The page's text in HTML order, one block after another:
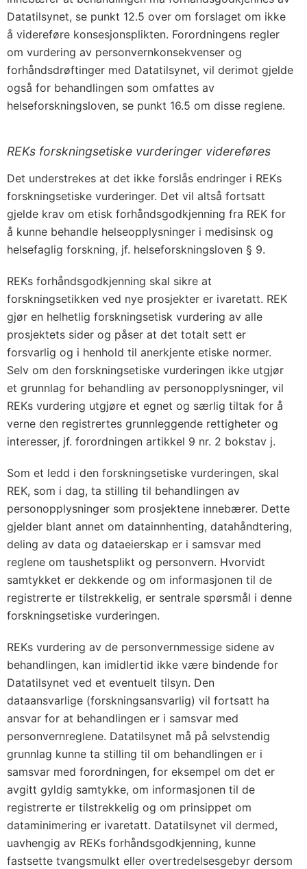
Datatilsynet, se punkt 12.5 over om forslaget om ikke
å videreføre konsesjonsplikten. Forordningens regler
om vurdering av personvernkonsekvenser og
forhåndsdrøftinger med Datatilsynet, vil derimot gjelde
også for behandlingen som omfattes av
helseforskningsloven, se punkt 16.5 om disse reglene.
REKs forskningsetiske vurderinger videreføres
Det understrekes at det ikke forslås endringer i REKs
forskningsetiske vurderinger. Det vil altså fortsatt
gjelde krav om etisk forhåndsgodkjenning fra REK for
å kunne behandle helseopplysninger i medisinsk og
helsefaglig forskning, jf. helseforskningsloven § 9.
REKs forhåndsgodkjenning skal sikre at
forskningsetikken ved nye prosjekter er ivaretatt. REK
gjør en helhetlig forskningsetisk vurdering av alle
prosjektets sider og påser at det totalt sett er
forsvarlig og i henhold til anerkjente etiske normer.
Selv om den forskningsetiske vurderingen ikke utgjør
et grunnlag for behandling av personopplysninger, vil
REKs vurdering utgjøre et egnet og særlig tiltak for å
verne den registrertes grunnleggende rettigheter og
interesser, jf. forordningen artikkel 9 nr. 2 bokstav j.
Som et ledd i den forskningsetiske vurderingen, skal
REK, som i dag, ta stilling til behandlingen av
personopplysninger som prosjektene innebærer. Dette
gjelder blant annet om datainnhenting, datahåndtering,
deling av data og dataeierskap er i samsvar med
reglene om taushetsplikt og personvern. Hvorvidt
samtykket er dekkende og om informasjonen til de
registrerte er tilstrekkelig, er sentrale spørsmål i denne
forskningsetiske vurderingen.
REKs vurdering av de personvernmessige sidene av
behandlingen, kan imidlertid ikke være bindende for
Datatilsynet ved et eventuelt tilsyn. Den
dataansvarlige (forskningsansvarlig) vil fortsatt ha
ansvar for at behandlingen er i samsvar med
personvernreglene. Datatilsynet må på selvstendig
grunnlag kunne ta stilling til om behandlingen er i
samsvar med forordningen, for eksempel om det er
avgitt gyldig samtykke, om informasjonen til de
registrerte er tilstrekkelig og om prinsippet om
dataminimering er ivaretatt. Datatilsynet vil dermed,
uavhengig av REKs forhåndsgodkjenning, kunne
fastsette tvangsmulkt eller overtredelsesgebyr dersom